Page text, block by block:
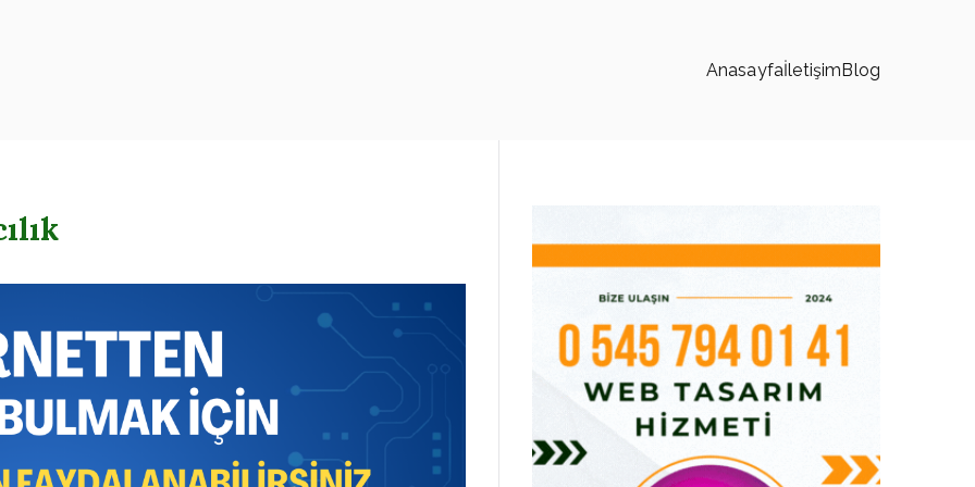
AnasayfaİletişimBlog